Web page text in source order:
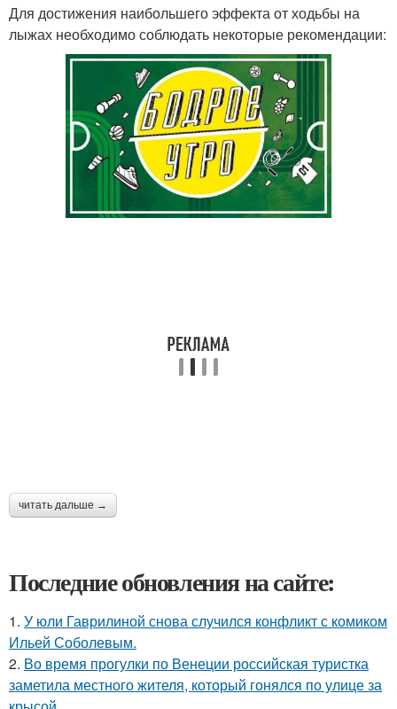
Для достижения наибольшего эффекта от ходьбы на
лыжах необходимо соблюдать некоторые рекомендации:
читать дальше →
Последние обновления на сайте:
1. У юли Гаврилиной снова случился конфликт с комиком
Ильей Соболевым.
2. Во время прогулки по Венеции российская туристка
заметила местного жителя, который гонялся по улице за